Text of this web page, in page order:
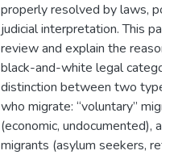
properly resolved by laws,
judicial interpretation. This
review and explain the
black-and-white legal
distinction between two
who migrate: “voluntary”
(economic, undocumented),
migrants (asylum seekers,